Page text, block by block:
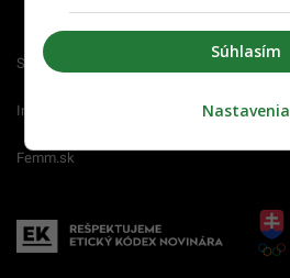
Startitup.sk
Interez.sk Emefka.sk
Femm.sk
Súhlasím
Nastavenia